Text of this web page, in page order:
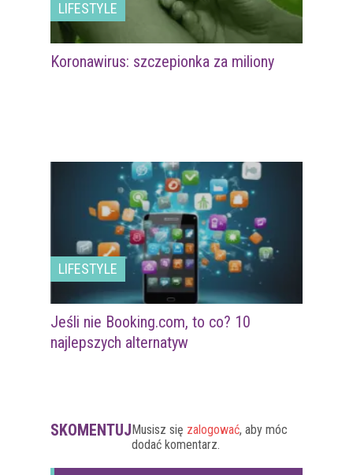
LIFESTYLE
Koronawirus: szczepionka za miliony
LIFESTYLE
Jeśli nie Booking.com, to co? 10
najlepszych alternatyw
SKOMENTUJMusisz się zalogować, aby móc
dodać komentarz.